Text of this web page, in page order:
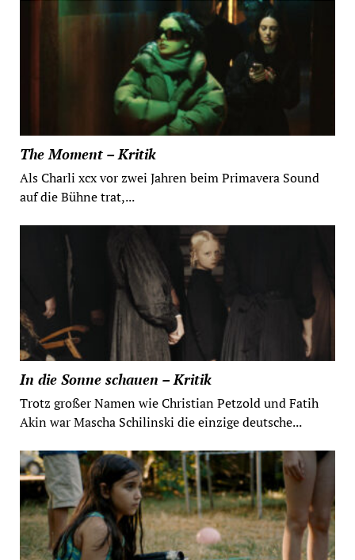
The Moment – Kritik
Als Charli xcx vor zwei Jahren beim Primavera Sound
auf die Bühne trat,...
In die Sonne schauen – Kritik
Trotz großer Namen wie Christian Petzold und Fatih
Akin war Mascha Schilinski die einzige deutsche...